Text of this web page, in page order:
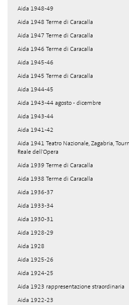
Aida 1948-49
Aida 1948 Terme di Caracalla
Aida 1947 Terme di Caracalla
Aida 1946 Terme di Caracalla
Aida 1945-46
Aida 1945 Terme di Caracalla
Aida 1944-45
Aida 1943-44 agosto - dicembre
Aida 1943-44
Aida 1941-42
Aida 1941 Teatro Nazionale, Zagabria,
Reale dell'Opera
Aida 1939 Terme di Caracalla
Aida 1938 Terme di Caracalla
Aida 1936-37
Aida 1933-34
Aida 1930-31
Aida 1928-29
Aida 1928
Aida 1925-26
Aida 1924-25
Aida 1923 rappresentazione straordinaria
Aida 1922-23